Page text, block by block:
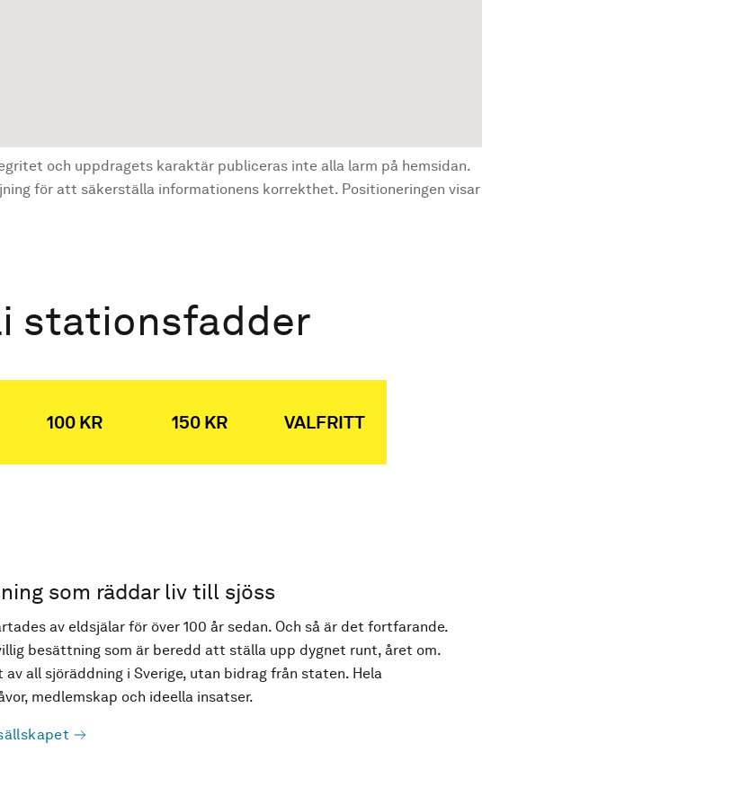
och uppdragets karaktär publiceras inte alla larm på hemsidan.
för att säkerställa informationens korrekthet. Positioneringen visar
stationsfadder
100 KR 150 KR VALFRITT
som räddar liv till sjöss
av eldsjälar för över 100 år sedan. Och så är det fortfarande.
besättning som är beredd att ställa upp dygnet runt, året om.
all sjöräddning i Sverige, utan bidrag från staten. Hela
medlemskap och ideella insatser.